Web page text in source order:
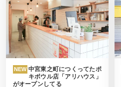
NEW 中宮東之町につくってたポ
キボウル店「アリハウス」
がオープンしてる